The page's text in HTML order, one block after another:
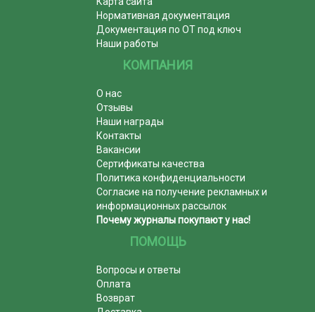
Нормативная документация
Документация по ОТ под ключ
Наши работы
КОМПАНИЯ
О нас
Отзывы
Наши награды
Контакты
Вакансии
Сертификаты качества
Политика конфиденциальности
Согласие на получение рекламных и
информационных рассылок
Почему журналы покупают у нас!
ПОМОЩЬ
Вопросы и ответы
Оплата
Возврат